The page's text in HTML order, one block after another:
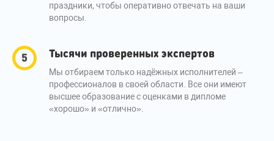
праздники, чтобы оперативно отвечать на ваши
вопросы.
Тысячи проверенных экспертов
Мы отбираем только надёжных исполнителей –
профессионалов в своей области. Все они имеют
высшее образование с оценками в дипломе
«хорошо» и «отлично».